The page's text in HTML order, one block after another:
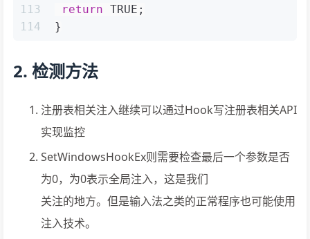
113
114
return TRUE;
}
2. 检测方法
注册表相关注入继续可以通过Hook写注册表相关API
实现监控
SetWindowsHookEx则需要检查最后一个参数是否
为0，为0表示全局注入，这是我们
关注的地方。但是输入法之类的正常程序也可能使用
注入技术。